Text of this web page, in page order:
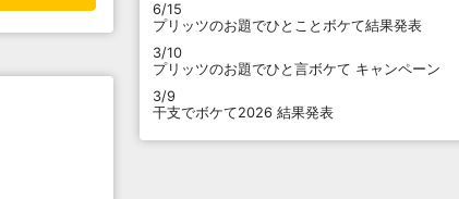
6/15
プリッツのお題でひとことボケて結果発表
3/10
プリッツのお題でひと言ボケて キャンペーン
3/9
干支でボケて2026 結果発表